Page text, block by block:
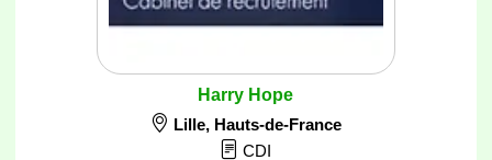
Harry Hope
Lille, Hauts-de-France
CDI